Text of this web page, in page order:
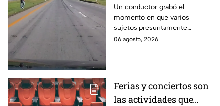
autopista Arco Norte;
delincuentes arrojaron
piedras y llantas
Un conductor grabó el
momento en que varios
sujetos presuntamente
intentaron cometer un asalto
06 agosto, 2026
Ferias y conciertos son
las actividades que